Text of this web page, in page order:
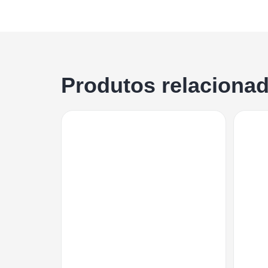
Produtos